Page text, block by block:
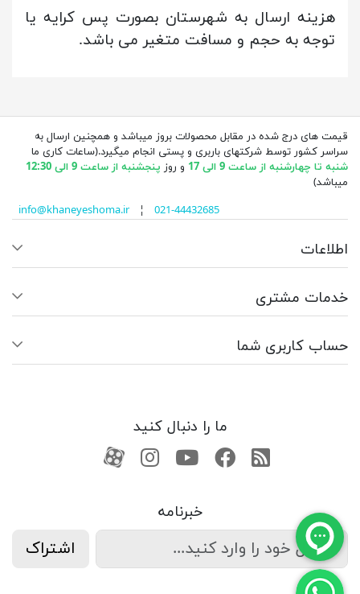
هزینه ارسال به شهرستان بصورت پس کرایه یا
توجه به حجم و مسافت متغیر می باشد.
قیمت های درج شده در مقابل محصولات بروز میباشد و همچنین ارسال به
سراسر کشور توسط شرکتهای باربری و پستی انجام میگیرد.(ساعات کاری ما
شنبه تا چهارشنبه از ساعت 9 الی 17
و روز پنجشنبه از ساعت 9 الی 12:30
میباشد)
info@khaneyeshoma.ir¦ 021-44432685
اطلاعات
خدمات مشتری
حساب کاربری شما
ما را دنبال کنید
RSSفیسبوکیوتیوبکانال آپارات
کانال آپارات
خبرنامه
اشتراک